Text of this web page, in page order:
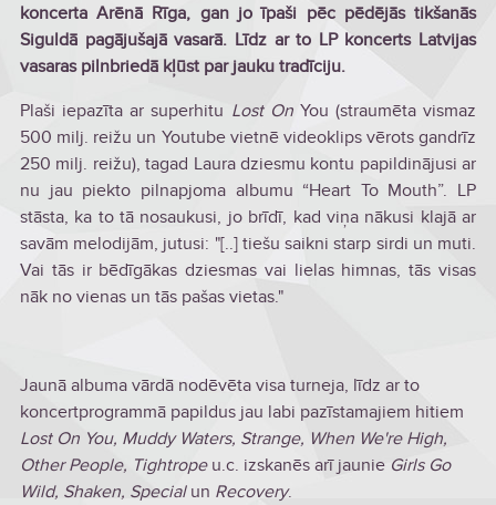
koncerta Arēnā Rīga, gan jo īpaši pēc pēdējās tikšanās
Siguldā pagājušajā vasarā. Līdz ar to LP koncerts Latvijas
vasaras pilnbriedā kļūst par jauku tradīciju.
Plaši iepazīta ar superhitu Lost On You (straumēta vismaz
500 milj. reižu un Youtube vietnē videoklips vērots gandrīz
250 milj. reižu), tagad Laura dziesmu kontu papildinājusi ar
nu jau piekto pilnapjoma albumu “Heart To Mouth”. LP
stāsta, ka to tā nosaukusi, jo brīdī, kad viņa nākusi klajā ar
savām melodijām, jutusi: "[..] tiešu saikni starp sirdi un muti.
Vai tās ir bēdīgākas dziesmas vai lielas himnas, tās visas
nāk no vienas un tās pašas vietas."
Jaunā albuma vārdā nodēvēta visa turneja, līdz ar to
koncertprogrammā papildus jau labi pazīstamajiem hitiem
Lost On You, Muddy Waters, Strange, When We're High,
Other People, Tightrope u.c. izskanēs arī jaunie Girls Go
Wild, Shaken, Special un Recovery.